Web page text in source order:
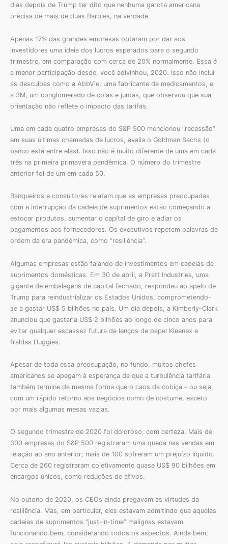
dias depois de Trump ter dito que nenhuma garota americana
precisa de mais de duas Barbies, na verdade.
Apenas 17% das grandes empresas optaram por dar aos
investidores uma ideia dos lucros esperados para o segundo
trimestre, em comparação com cerca de 20% normalmente. Essa é
a menor participação desde, você adivinhou, 2020. Isso não inclui
as desculpas como a AbbVie, uma fabricante de medicamentos, e
a 3M, um conglomerado de colas e juntas, que observou que sua
orientação não reflete o impacto das tarifas.
Uma em cada quatro empresas do S&P 500 mencionou “recessão”
em suas últimas chamadas de lucros, avalia o Goldman Sachs (o
banco está entre elas). Isso não é muito diferente de uma em cada
três na primeira primavera pandêmica. O número do trimestre
anterior foi de um em cada 50.
Banqueiros e consultores relatam que as empresas preocupadas
com a interrupção da cadeia de suprimentos estão começando a
estocar produtos, aumentar o capital de giro e adiar os
pagamentos aos fornecedores. Os executivos repetem palavras de
ordem da era pandêmica, como “resiliência”.
Algumas empresas estão falando de investimentos em cadeias de
suprimentos domésticas. Em 30 de abril, a Pratt Industries, uma
gigante de embalagens de capital fechado, respondeu ao apelo de
Trump para reindustrializar os Estados Unidos, comprometendo-
se a gastar US$ 5 bilhões no país. Um dia depois, a Kimberly-Clark
anunciou que gastaria US$ 2 bilhões ao longo de cinco anos para
evitar qualquer escassez futura de lenços de papel Kleenex e
fraldas Huggies.
Apesar de toda essa preocupação, no fundo, muitos chefes
americanos se apegam à esperança de que a turbulência tarifária
também termine da mesma forma que o caos da cobiça – ou seja,
com um rápido retorno aos negócios como de costume, exceto
por mais algumas mesas vazias.
O segundo trimestre de 2020 foi doloroso, com certeza. Mais de
300 empresas do S&P 500 registraram uma queda nas vendas em
relação ao ano anterior; mais de 100 sofreram um prejuízo líquido.
Cerca de 260 registraram coletivamente quase US$ 90 bilhões em
encargos únicos, como reduções de ativos.
No outono de 2020, os CEOs ainda pregavam as virtudes da
resiliência. Mas, em particular, eles estavam admitindo que aquelas
cadeias de suprimentos “just-in-time” malignas estavam
funcionando bem, considerando todos os aspectos. Ainda bem,